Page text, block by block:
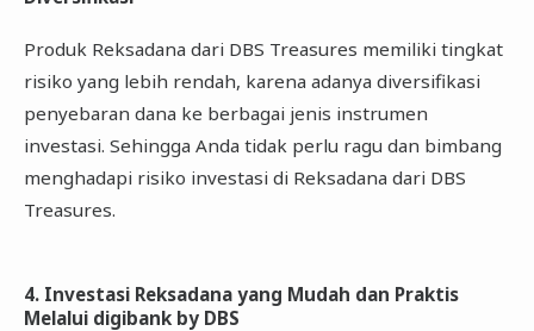
Produk Reksadana dari DBS Treasures memiliki tingkat
risiko yang lebih rendah, karena adanya diversifikasi
penyebaran dana ke berbagai jenis instrumen
investasi. Sehingga Anda tidak perlu ragu dan bimbang
menghadapi risiko investasi di Reksadana dari DBS
Treasures.
4. Investasi Reksadana yang Mudah dan Praktis
Melalui digibank by DBS